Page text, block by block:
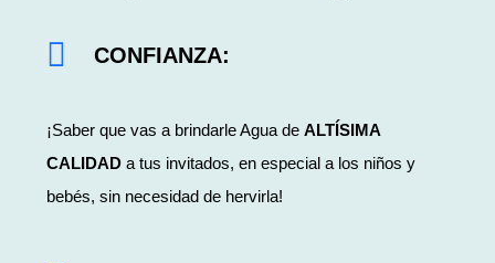
CONFIANZA:
¡Saber que vas a brindarle Agua deALTÍSIMA
CALIDAD a tus invitados, en especial a los niños y
bebés, sin necesidad de hervirla!